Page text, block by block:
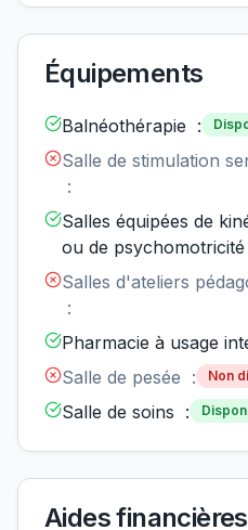
Équipements
Balnéothérapie :
Salle de stimulation
:
Salles équipées de
ou de
Salles d'ateliers
:
Pharmacie à usage
Salle de pesée : Non
Salle de soins :
Aides